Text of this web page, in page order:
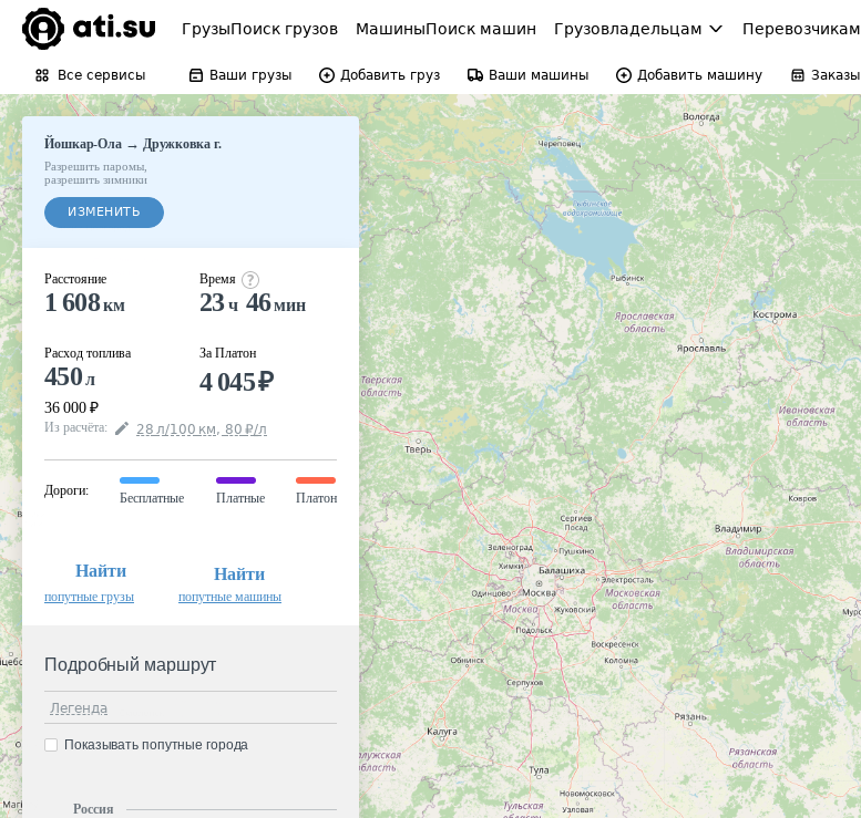
ГрузыПоиск грузов МашиныПоиск машин Грузовладельцам Перевозчикам
Все сервисы Ваши грузы Добавить груз Ваши машины Добавить машину Заказы
Йошкар-Ола → Дружковка г.
Разрешить паромы
разрешить зимники
ИЗМЕНИТЬ
Расстояние
1 608км
Расход топлива
450л
36 000 ₽
Время
23ч 46мин
За Платон
4 045₽
Из расчёта: 28 л/100 км, 80 ₽/л
Дороги:
Бесплатные Платные Платон
Найти
попутные грузы
Найти
попутные машины
Подробный маршрут
Легенда
Показывать попутные города
Россия